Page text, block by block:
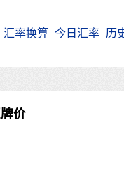
汇率换算 今日汇率 历
价